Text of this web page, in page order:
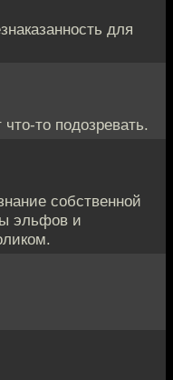
для
то подозревать.
собственной
эльфов и